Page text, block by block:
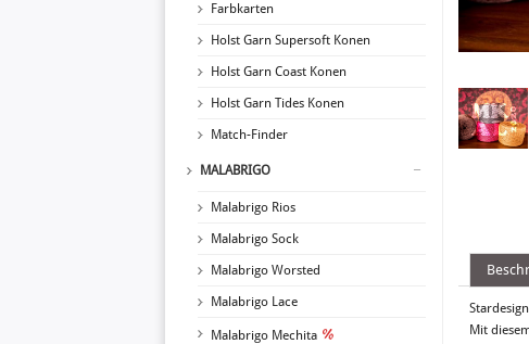
Farbkarten
Holst Garn Supersoft Konen
Holst Garn Coast Konen
Holst Garn Tides Konen
Match-Finder
MALABRIGO
Malabrigo Rios
Malabrigo Sock
Malabrigo Worsted
Malabrigo Lace
Malabrigo Mechita
Mit